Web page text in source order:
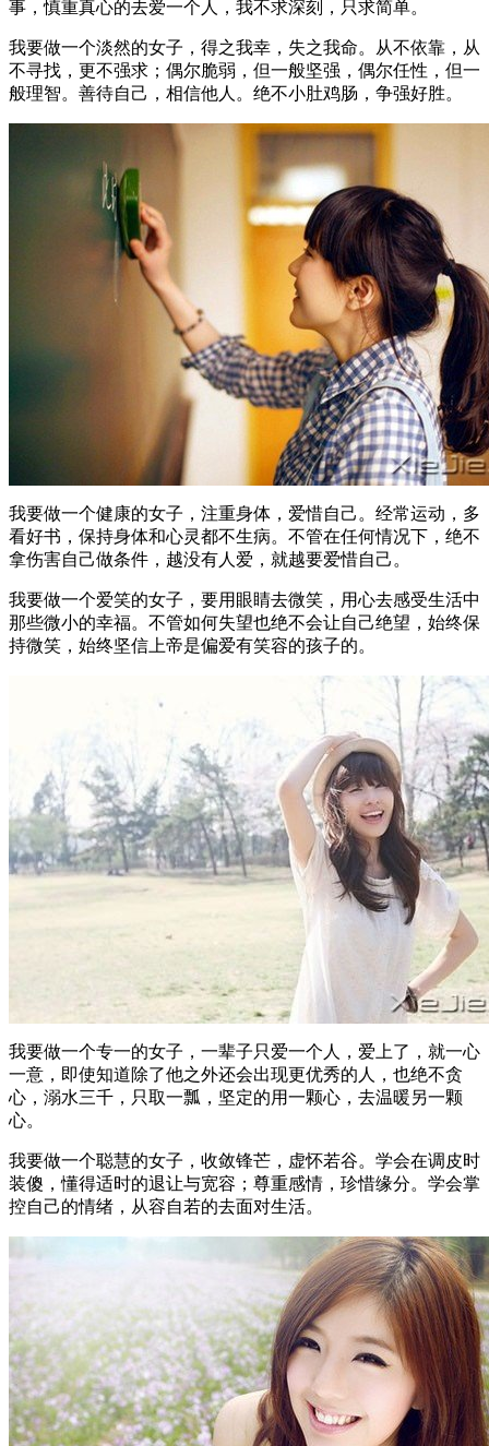
事，慎重真心的去爱一个人，我不求深刻，只求简单。
我要做一个淡然的女子，得之我幸，失之我命。从不依靠，从
不寻找，更不强求；偶尔脆弱，但一般坚强，偶尔任性，但一
般理智。善待自己，相信他人。绝不小肚鸡肠，争强好胜。
我要做一个健康的女子，注重身体，爱惜自己。经常运动，多
看好书，保持身体和心灵都不生病。不管在任何情况下，绝不
拿伤害自己做条件，越没有人爱，就越要爱惜自己。
我要做一个爱笑的女子，要用眼睛去微笑，用心去感受生活中
那些微小的幸福。不管如何失望也绝不会让自己绝望，始终保
持微笑，始终坚信上帝是偏爱有笑容的孩子的。
我要做一个专一的女子，一辈子只爱一个人，爱上了，就一心
一意，即使知道除了他之外还会出现更优秀的人，也绝不贪
心，溺水三千，只取一瓢，坚定的用一颗心，去温暖另一颗
心。
我要做一个聪慧的女子，收敛锋芒，虚怀若谷。学会在调皮时
装傻，懂得适时的退让与宽容；尊重感情，珍惜缘分。学会掌
控自己的情绪，从容自若的去面对生活。